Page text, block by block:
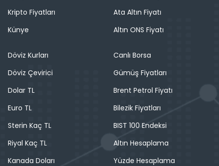
Kripto Fiyatları
Künye
Ata Altın Fiyatı
Altın ONS Fiyatı
Döviz Kurları
Döviz Çevirici
Dolar TL
Euro TL
Sterin Kaç TL
Riyal Kaç TL
Kanada Doları
Canlı Borsa
Gümüş Fiyatları
Brent Petrol Fiyatı
Bilezik Fiyatları
BIST 100 Endeksi
Altın Hesaplama
Yüzde Hesaplama